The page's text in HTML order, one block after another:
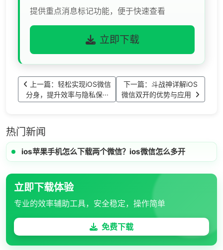
提供重点消息标记功能，便于快速查看
立即下载
上一篇：轻松实现iOS微信
分身，提升效率与隐私保···
下一篇：斗战神详解iOS
微信双开的优势与应用
热门新闻
ios苹果手机怎么下载两个微信？ios微信怎么多开
立即下载体验
专业的效率辅助工具，安全稳定，操作简单
免费下载